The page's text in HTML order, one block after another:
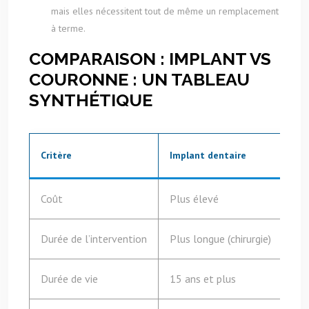
mais elles nécessitent tout de même un remplacement
à terme.
COMPARAISON : IMPLANT VS
COURONNE : UN TABLEAU
SYNTHÉTIQUE
Critère Implant dentaire
Coût Plus élevé
Durée de l’intervention Plus longue (chirurgie)
Durée de vie 15 ans et plus